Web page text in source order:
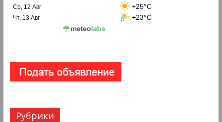
Ср, 12 Авг +25°C
Чт, 13 Авг +23°C
Рубрики